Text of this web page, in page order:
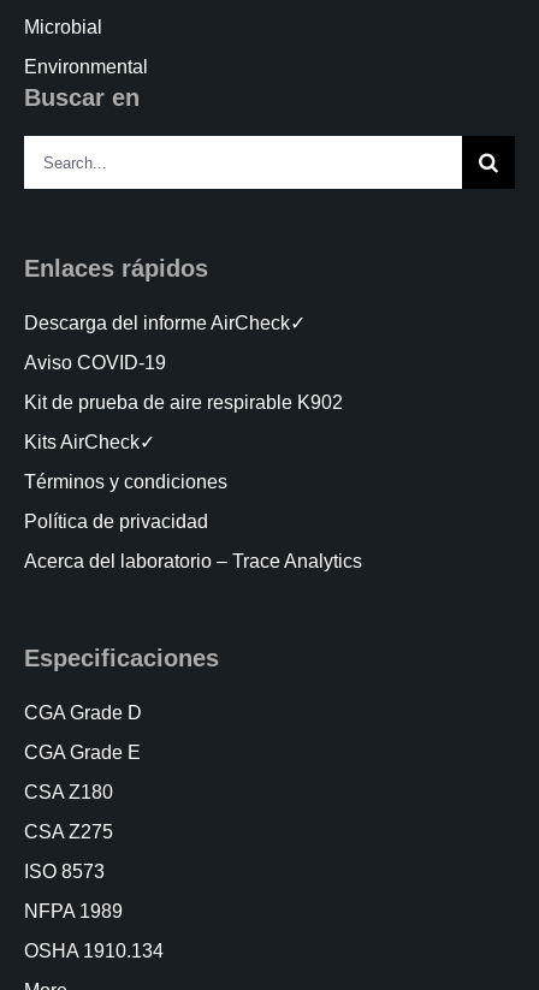
Microbial
Environmental
Buscar en
Search
for:
Enlaces rápidos
Descarga del informe AirCheck✓
Aviso COVID-19
Kit de prueba de aire respirable K902
Kits AirCheck✓
Términos y condiciones
Política de privacidad
Acerca del laboratorio – Trace Analytics
Especificaciones
CGA Grade D
CGA Grade E
CSA Z180
CSA Z275
ISO 8573
NFPA 1989
OSHA 1910.134